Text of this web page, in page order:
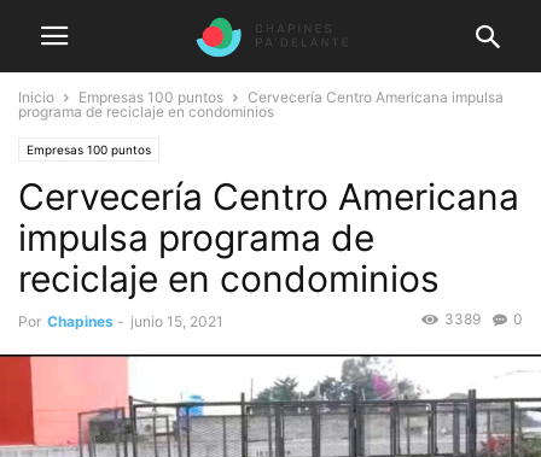
Inicio Empresas 100 puntos
Cervecería Centro Americana impulsa
programa de reciclaje en condominios
Empresas 100 puntos
Cervecería Centro Americana
impulsa programa de
reciclaje en condominios
Por Chapines - junio 15, 2021 0
3389